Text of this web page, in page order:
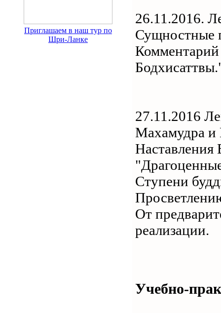
Приглашаем в наш тур по
Шри-Ланке
26.11.2016.
Сущностные
Комментарий
27.11.2016
Махамудра
Наставления
Ступени
От
реализации.
Учебно-